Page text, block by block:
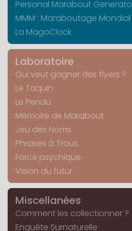
Personal Marabout
MMM : Maraboutage
La MagoClock
Laboratoire
Qui veut gagner des flyers ?
Le Taquin
Le Pendu
Mémoire de Marabout
Jeu des Noms
Phrases à Trous
Force psychique
Vision du futur
Miscellanées
Comment les collectionner ?
Enquête Surnaturelle